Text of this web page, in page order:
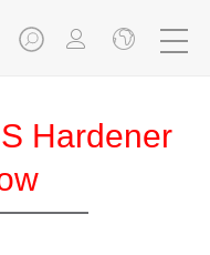
Hardener